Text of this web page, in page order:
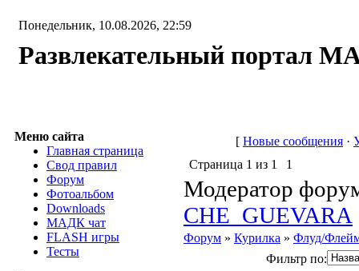
Понедельник, 10.08.2026, 22:59
Развлекательный портал
Меню сайта
Главная страница
Свод правил
Форум
Фотоальбом
Downloads
МАДК чат
FLASH игры
Тесты
[ Новые сообщения ·
Страница 1 из 1 1
Модератор
CHE_GUEVARA
Форум » Курилка » Флуд/
Фильтр по: